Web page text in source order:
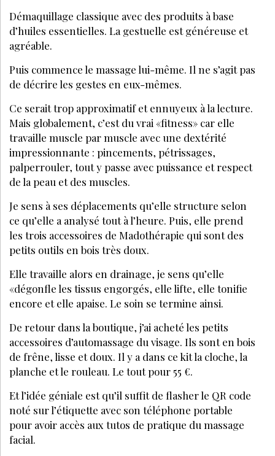
Démaquillage classique avec des produits à base
d’huiles essentielles. La gestuelle est généreuse et
agréable.
Puis commence le massage lui-même. Il ne s’agit pas
de décrire les gestes en eux-mêmes.
Ce serait trop approximatif et ennuyeux à la lecture.
Mais globalement, c’est du vrai «fitness» car elle
travaille muscle par muscle avec une dextérité
impressionnante : pincements, pétrissages,
palperrouler, tout y passe avec puissance et respect
de la peau et des muscles.
Je sens à ses déplacements qu’elle structure selon
ce qu’elle a analysé tout à l’heure. Puis, elle prend
les trois accessoires de Madothérapie qui sont des
petits outils en bois très doux.
Elle travaille alors en drainage, je sens qu’elle
«dégonfle les tissus engorgés, elle lifte, elle tonifie
encore et elle apaise. Le soin se termine ainsi.
De retour dans la boutique, j’ai acheté les petits
accessoires d’automassage du visage. Ils sont en bois
de frêne, lisse et doux. Il y a dans ce kit la cloche, la
planche et le rouleau. Le tout pour 55 €.
Et l’idée géniale est qu’il suffit de flasher le QR code
noté sur l’étiquette avec son téléphone portable
pour avoir accès aux tutos de pratique du massage
facial.